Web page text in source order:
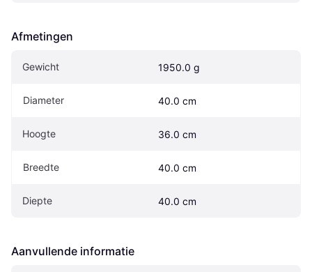
Afmetingen
Gewicht 1950.0 g
Diameter 40.0 cm
Hoogte 36.0 cm
Breedte 40.0 cm
Diepte 40.0 cm
Aanvullende informatie